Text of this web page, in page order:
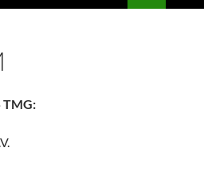
TMG: